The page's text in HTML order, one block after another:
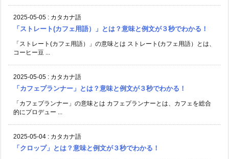
2025-05-05 : カタカナ語
「ストレート(カフェ用語）」とは？意味と例文が３秒でわかる！
「ストレート(カフェ用語）」の意味とは ストレート(カフェ用語）とは、
コーヒー豆 ...
2025-05-05 : カタカナ語
「カフェプランナー」とは？意味と例文が３秒でわかる！
「カフェプランナー」の意味とは カフェプランナーとは、カフェを総合
的にプロデュー ...
2025-05-04 : カタカナ語
「クロップ」とは？意味と例文が３秒でわかる！